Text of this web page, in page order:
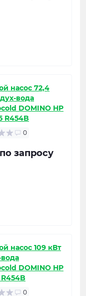
насос 72,4
вода
DOMINO HP
R454B
0
запросу
насос 109 кВт
DOMINO HP
R454B
0